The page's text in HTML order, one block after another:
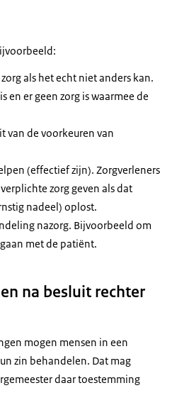
als het echt niet anders kan.
en er geen zorg is waarmee de
van de voorkeuren van
(effectief zijn). Zorgverleners
zorg geven als dat
nadeel) oplost.
nazorg. Bijvoorbeeld om
met de patiënt.
na besluit rechter
mogen mensen in een
zin behandelen. Dat mag
daar toestemming